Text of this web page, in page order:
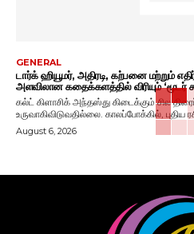
GENERAL
டார்க் ஹியூமர், அதிரடி, கற்பனை மற்றும்
அளவிலான கதைக்களத்தில் விரியும் ‘மூடர்
கல்ட் கிளாசிக் அந்தஸ்து கிடைக்கும் சில
உருவாகிவிடுவதில்லை. காலப்போக்கில், புதிய
August 6, 2026